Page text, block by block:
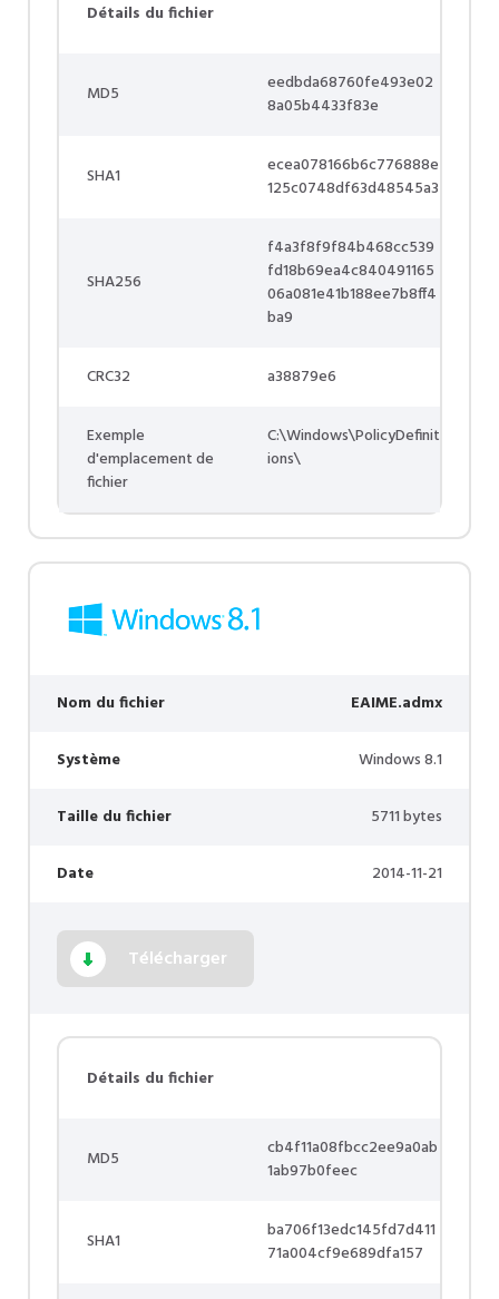
Détails du fichier
MD5
eedbda68760fe493e02
8a05b4433f83e
SHA1
ecea078166b6c776888e
125c0748df63d48545a3
SHA256
f4a3f8f9f84b468cc539
fd18b69ea4c840491165
06a081e41b188ee7b8ff4
ba9
CRC32 a38879e6
Exemple
d'emplacement de
fichier
C:\Windows\PolicyDefinit
ions\
Nom du fichier EAIME.admx
Système Windows 8.1
Taille du fichier 5711 bytes
Date 2014-11-21
Télécharger
Détails du fichier
MD5
cb4f11a08fbcc2ee9a0ab
1ab97b0feec
SHA1
ba706f13edc145fd7d411
71a004cf9e689dfa157